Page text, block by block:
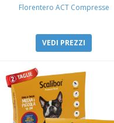
Florentero ACT Compresse
VEDI PREZZI